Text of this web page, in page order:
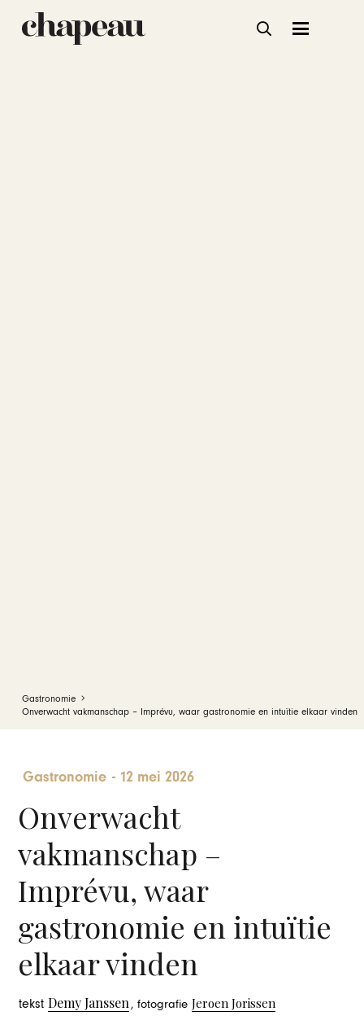
Gastronomie
Onverwacht vakmanschap – Imprévu, waar gastronomie en intuïtie elkaar vinden
Gastronomie - 12 mei 2026
Onverwacht
vakmanschap –
Imprévu, waar
gastronomie en intuïtie
elkaar vinden
tekstDemy Janssen , fotografieJeroen Jorissen